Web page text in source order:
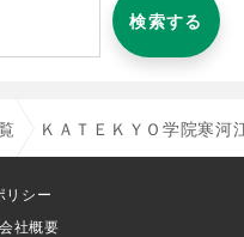
検索する
ＫＡＴＥＫＹＯ学院寒河
リシー
社概要